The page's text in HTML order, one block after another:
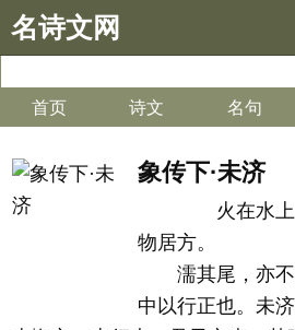
名诗文网
首页 诗文 名句
象传下·未济
火在水上，
物居方。
濡其尾，亦不
中以行正也。未